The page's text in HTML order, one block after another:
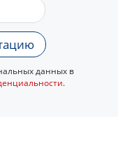
данных в
.